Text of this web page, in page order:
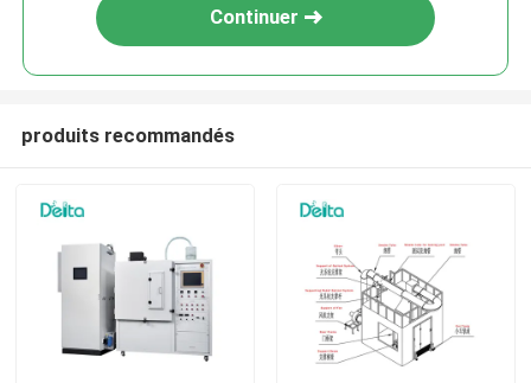
Continuer
produits recommandés